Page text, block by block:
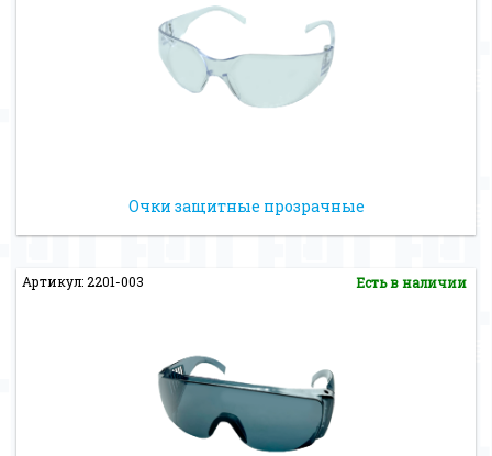
Очки защитные прозрачные
Артикул: 2201-003 Есть в наличии